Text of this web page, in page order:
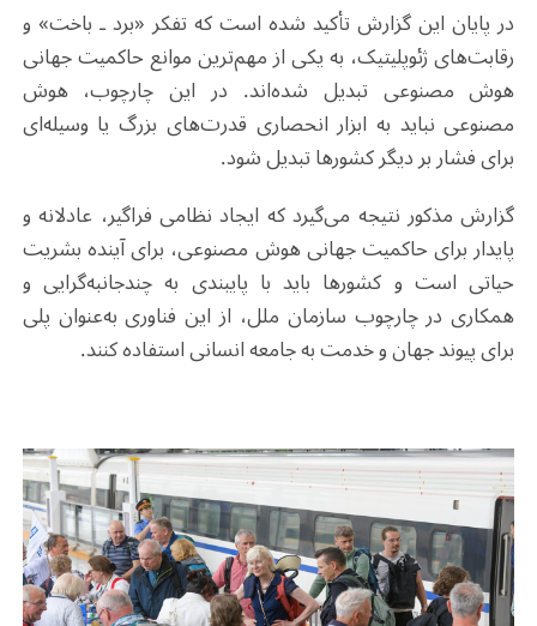
در پایان این گزارش تأکید شده است که تفکر «برد ـ باخت» و
رقابت‌های ژئوپلیتیک، به یکی از مهم‌ترین موانع حاکمیت جهانی
هوش مصنوعی تبدیل شده‌اند. در این چارچوب، هوش
مصنوعی نباید به ابزار انحصاری قدرت‌های بزرگ یا وسیله‌ای
برای فشار بر دیگر کشورها تبدیل شود.
گزارش مذکور نتیجه می‌گیرد که ایجاد نظامی فراگیر، عادلانه و
پایدار برای حاکمیت جهانی هوش مصنوعی، برای آینده بشریت
حیاتی است و کشورها باید با پایبندی به چندجانبه‌گرایی و
همکاری در چارچوب سازمان ملل، از این فناوری به‌عنوان پلی
برای پیوند جهان و خدمت به جامعه انسانی استفاده کنند.